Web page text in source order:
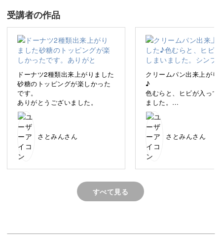
今回の講座では、クリームパンやマリトッツォなどのクリ
ーム系パンを作っていきましょう。
生地にクリームを絞るコツ、簡単ながらもよりきれいに仕
上げるポイントをお伝えします。
ご褒美のような特別感のあるクリーム系パンは、インテリ
アにもプレゼントとしても喜ばれますよ♪
コロネからちょんとはみ出たクリームや、マリトッツォの
受講者の作品
ドーナツ2種類出来上がりました
砂糖のトッピングが楽しかった
です。
ありがとうございました。
さとみんさん
クリームパン出来上がり
♪
色むらと、ヒビが入って
ました。
シンプルなパンなだけに
ったです。
さとみんさん
すべて見る